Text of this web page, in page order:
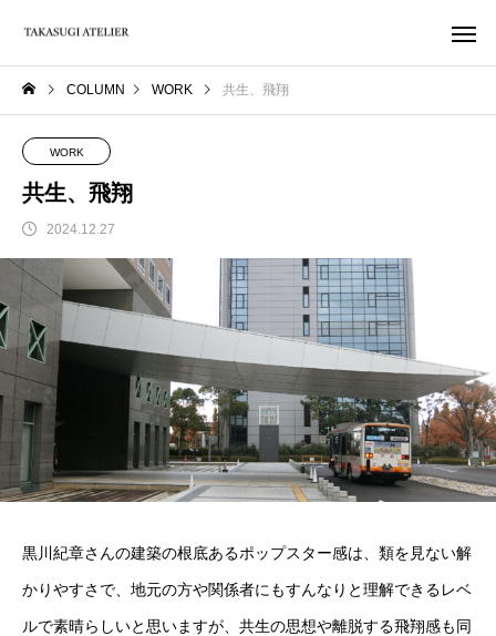
COLUMN WORK 共生、飛翔
WORK
共生、飛翔
2024.12.27
黒川紀章さんの建築の根底あるポップスター感は、類を見ない解
かりやすさで、地元の方や関係者にもすんなりと理解できるレベ
ルで素晴らしいと思いますが、共生の思想や離脱する飛翔感も同